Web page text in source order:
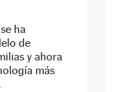
ha
de
y ahora
más